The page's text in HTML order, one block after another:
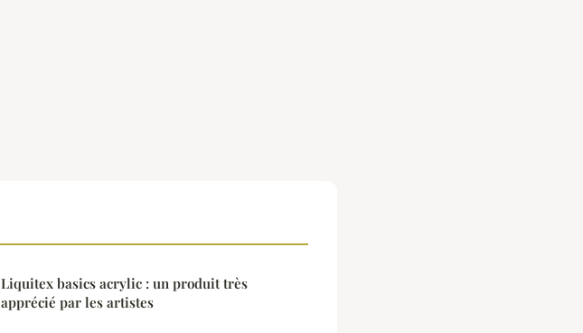
Liquitex basics acrylic : un produit très
apprécié par les artistes